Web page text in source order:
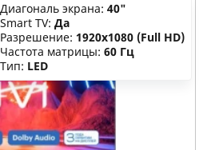
Диагональ экрана: 40"
Smart TV: Да
Разрешение: 1920x1080 (Full HD)
Частота матрицы: 60 Гц
Тип: LED